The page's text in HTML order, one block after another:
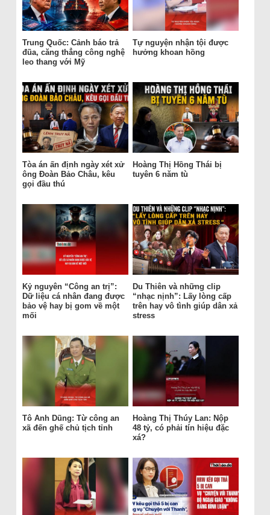
Trung Quốc: Cảnh báo trả
đũa, căng thẳng công nghệ
leo thang với Mỹ
Tự nguyện nhận tội được
hưởng khoan hồng
Tòa án ấn định ngày xét xử
ông Đoàn Bảo Châu, kêu
gọi đầu thú
Hoàng Thị Hồng Thái bị
tuyên 6 năm tù
Kỷ nguyên “Công an trị”:
Dữ liệu cá nhân đang được
bảo vệ hay bị gom về một
mối
Du Thiên và những clip
“nhạc nịnh”: Lấy lòng cấp
trên hay vô tình giúp dân xả
stress
Tô Anh Dũng: Từ công an
xã đến ghế chủ tịch tỉnh
Hoàng Thị Thúy Lan: Nộp
48 tỷ, có phải tín hiệu đặc
xá?